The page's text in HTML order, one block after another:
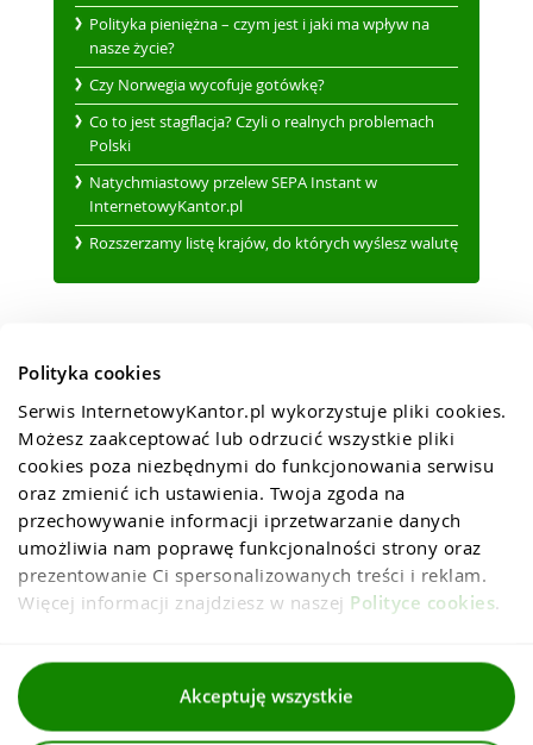
Polityka cookies
Serwis InternetowyKantor.pl wykorzystuje pliki cookies.
Możesz zaakceptować lub odrzucić wszystkie pliki
cookies poza niezbędnymi do funkcjonowania serwisu
oraz zmienić ich ustawienia. Twoja zgoda na
przechowywanie informacji iprzetwarzanie danych
umożliwia nam poprawę funkcjonalności strony oraz
prezentowanie Ci spersonalizowanych treści i reklam.
Więcej informacji znajdziesz w naszej Polityce cookies.
Akceptuję wszystkie
Polityka pieniężna – czym jest i jaki ma wpływ na
nasze życie?
Czy Norwegia wycofuje gotówkę?
Co to jest stagflacja? Czyli o realnych problemach
Polski
Natychmiastowy przelew SEPA Instant w
InternetowyKantor.pl
Rozszerzamy listę krajów, do których wyślesz walutę
Regulaminy